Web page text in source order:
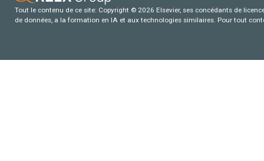
Tout le contenu de ce site: Copyright © 2026 Elsevier, ses concédants de
de données, a la formation en IA et aux technologies similaires. Pour tout